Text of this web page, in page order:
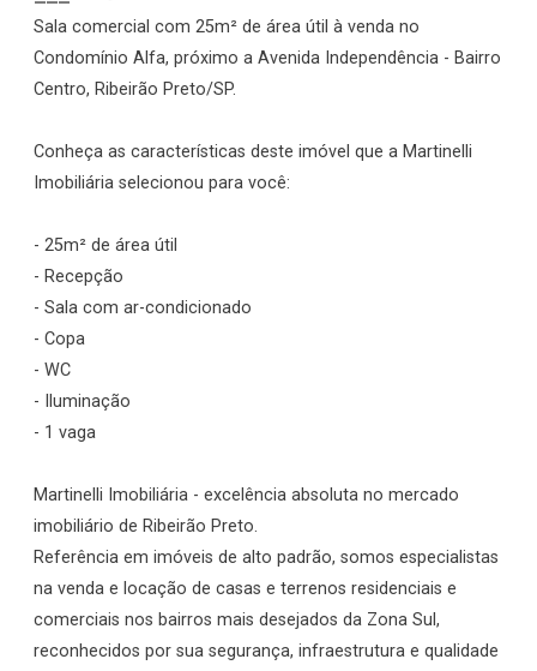
Sala comercial com 25m² de área útil à venda no
Condomínio Alfa, próximo a Avenida Independência - Bairro
Centro, Ribeirão Preto/SP.
Conheça as características deste imóvel que a Martinelli
Imobiliária selecionou para você:
- 25m² de área útil
- Recepção
- Sala com ar-condicionado
- Copa
- WC
- Iluminação
- 1 vaga
Martinelli Imobiliária - excelência absoluta no mercado
imobiliário de Ribeirão Preto.
Referência em imóveis de alto padrão, somos especialistas
na venda e locação de casas e terrenos residenciais e
comerciais nos bairros mais desejados da Zona Sul,
reconhecidos por sua segurança, infraestrutura e qualidade